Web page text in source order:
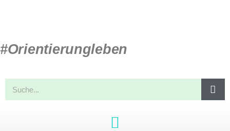
#Orientierungleben